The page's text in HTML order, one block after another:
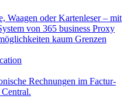
Waagen oder Kartenleser – mit
von 365 business Proxy
kaum Grenzen
Rechnungen im Factur-